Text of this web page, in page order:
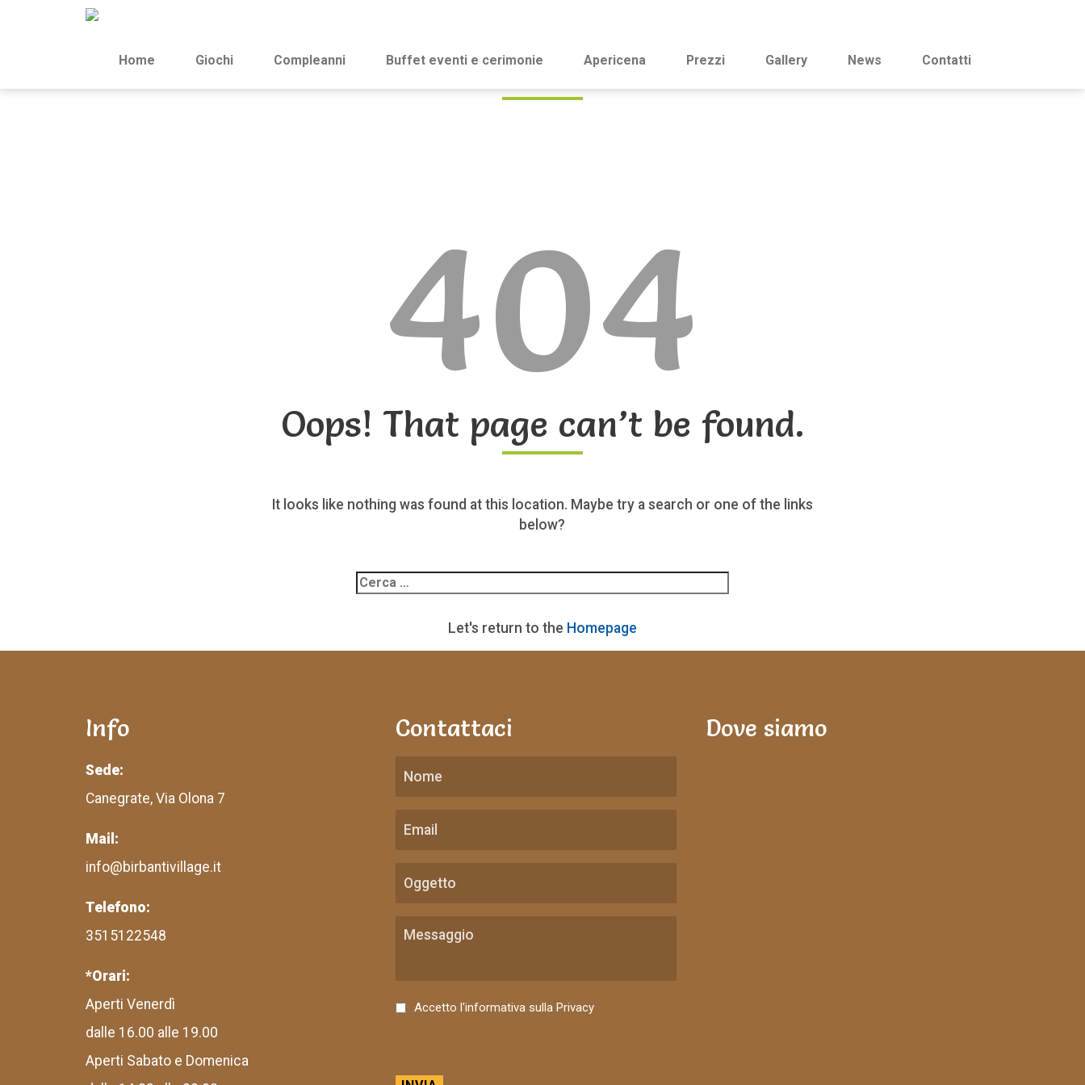
Home Giochi Compleanni Buffet eventi e cerimonie Apericena Prezzi Gallery News Contatti
404
Oops! That page can’t be found.
It looks like nothing was found at this location. Maybe try a search or one of the links
below?
per:
Let's return to the Homepage
Info
Sede:
Canegrate, Via Olona 7
Mail:
info@birbantivillage.it
Telefono:
3515122548
*Orari:
Aperti Venerdì
dalle 16.00 alle 19.00
Aperti Sabato e Domenica
Contattaci
C
e
Accetto l'informativa sulla Privacy
Dove siamo